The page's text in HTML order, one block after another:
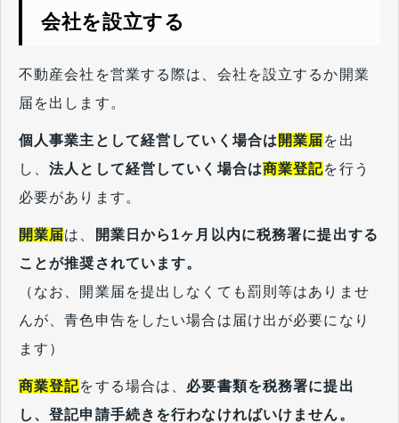
会社を設立する
不動産会社を営業する際は、会社を設立するか開業
届を出します。
個人事業主として経営していく場合は 開業届を出
し、法人として経営していく場合は商業登記を行う
必要があります。
開業届は、
開業日から1ヶ月以内に税務署に提出する
ことが推奨されています。
（なお、開業届を提出しなくても罰則等はありませ
んが、青色申告をしたい場合は届け出が必要になり
ます）
商業登記をする場合は、 必要書類を税務署に提出
し、登記申請手続きを行わなければいけません。